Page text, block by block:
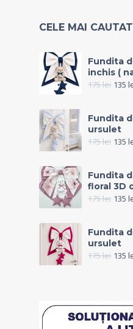
CELE MAI
Fundita
inchis (
175lei 135
Fundita
ursulet
175lei 135
Fundita
floral 3D
175lei 135
Fundita
ursulet
175lei 135